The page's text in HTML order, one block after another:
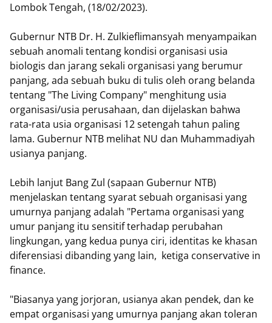
Lombok Tengah, (18/02/2023).
Gubernur NTB Dr. H. Zulkieflimansyah menyampaikan
sebuah anomali tentang kondisi organisasi usia
biologis dan jarang sekali organisasi yang berumur
panjang, ada sebuah buku di tulis oleh orang belanda
tentang "The Living Company" menghitung usia
organisasi/usia perusahaan, dan dijelaskan bahwa
rata-rata usia organisasi 12 setengah tahun paling
lama. Gubernur NTB melihat NU dan Muhammadiyah
usianya panjang.
Lebih lanjut Bang Zul (sapaan Gubernur NTB)
menjelaskan tentang syarat sebuah organisasi yang
umurnya panjang adalah "Pertama organisasi yang
umur panjang itu sensitif terhadap perubahan
lingkungan, yang kedua punya ciri, identitas ke khasan
diferensiasi dibanding yang lain, ketiga conservative in
finance.
"Biasanya yang jorjoran, usianya akan pendek, dan ke
empat organisasi yang umurnya panjang akan toleran